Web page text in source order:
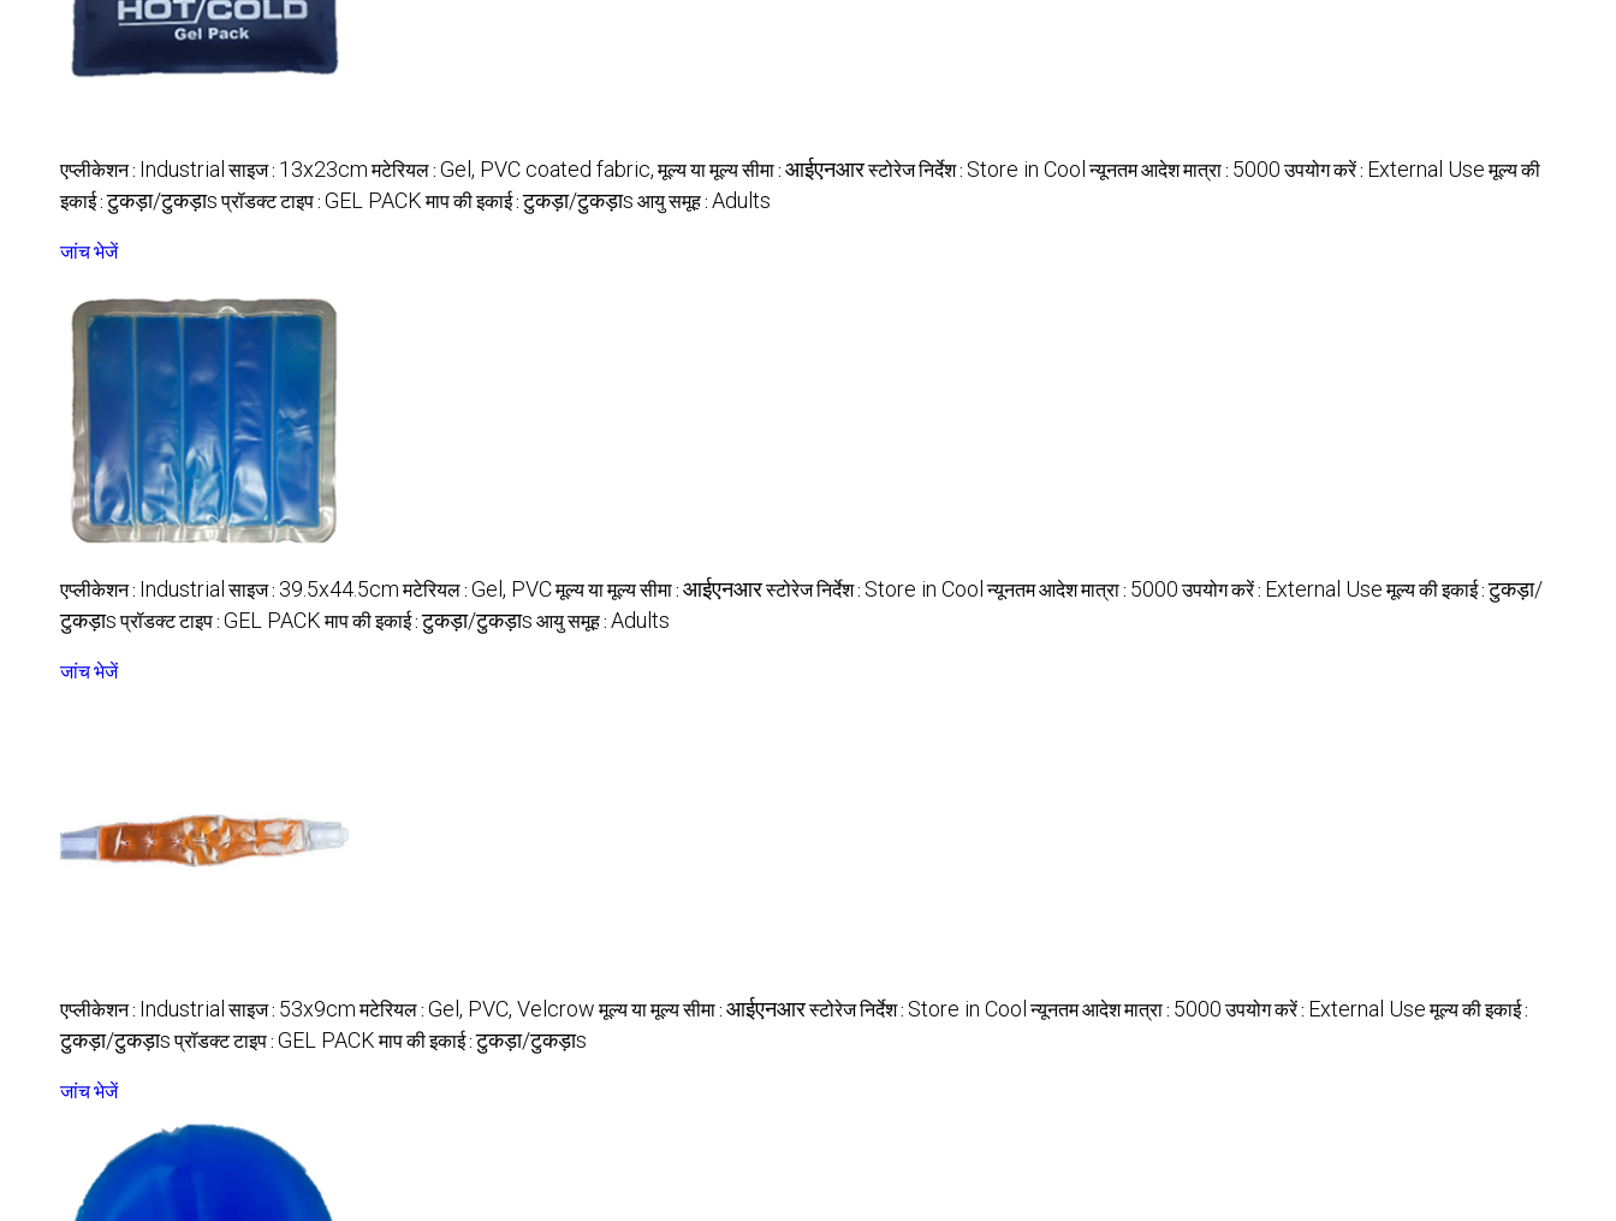
एप्लीकेशन : Industrialसाइज : 13x23cmमटेरियल :Gel, PVC coated fabric,मूल्य या मूल्य सीमा :आईएनआरस्टोरेज निर्देश : Store in Coolन्यूनतम आदेश मात्रा : 5000उपयोग करें : External Useमूल्य की
इकाई :टुकड़ा/टुकड़ाsप्रॉडक्ट टाइप :GEL PACKमाप की इकाई :टुकड़ा/टुकड़ाsआयु समूह :Adults
जांच भेजें
एप्लीकेशन : Industrialसाइज : 39.5x44.5cmमटेरियल :Gel, PVCमूल्य या मूल्य सीमा :आईएनआरस्टोरेज निर्देश : Store in Coolन्यूनतम आदेश मात्रा : 5000उपयोग करें : External Useमूल्य की इकाई :टुकड़ा/
टुकड़ाsप्रॉडक्ट टाइप :GEL PACKमाप की इकाई :टुकड़ा/टुकड़ाsआयु समूह :Adults
जांच भेजें
एप्लीकेशन : Industrialसाइज : 53x9cmमटेरियल :Gel, PVC, Velcrowमूल्य या मूल्य सीमा :आईएनआरस्टोरेज निर्देश : Store in Coolन्यूनतम आदेश मात्रा : 5000उपयोग करें : External Useमूल्य की इकाई :
टुकड़ा/टुकड़ाsप्रॉडक्ट टाइप :GEL PACKमाप की इकाई :टुकड़ा/टुकड़ाs
जांच भेजें